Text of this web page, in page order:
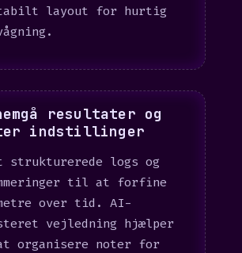
layout for hurtig
resultater og
indstillinger
strukturerede logs og
til at forfine
over tid. AI-
vejledning hjælper
organisere noter for